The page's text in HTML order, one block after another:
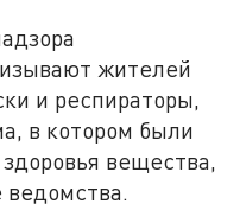
жителей
и респираторы,
в котором были
вещества,